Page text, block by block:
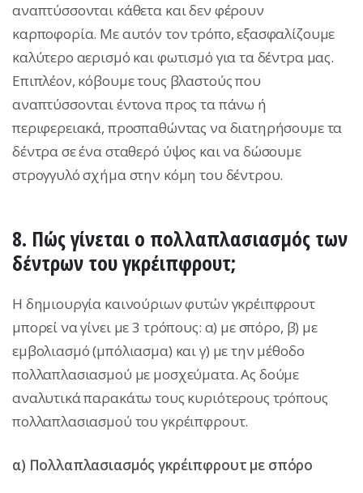
αναπτύσσονται κάθετα και δεν φέρουν
καρποφορία. Με αυτόν τον τρόπο, εξασφαλίζουμε
καλύτερο αερισμό και φωτισμό για τα δέντρα μας.
Επιπλέον, κόβουμε τους βλαστούς που
αναπτύσσονται έντονα προς τα πάνω ή
περιφερειακά, προσπαθώντας να διατηρήσουμε τα
δέντρα σε ένα σταθερό ύψος και να δώσουμε
στρογγυλό σχήμα στην κόμη του δέντρου.
8. Πώς γίνεται ο πολλαπλασιασμός των
δέντρων του γκρέιπφρουτ;
Η δημιουργία καινούριων φυτών γκρέιπφρουτ
μπορεί να γίνει με 3 τρόπους: α) με σπόρο, β) με
εμβολιασμό (μπόλιασμα) και γ) με την μέθοδο
πολλαπλασιασμού με μοσχεύματα. Ας δούμε
αναλυτικά παρακάτω τους κυριότερους τρόπους
πολλαπλασιασμού του γκρέιπφρουτ.
α) Πολλαπλασιασμός γκρέιπφρουτ με σπόρο